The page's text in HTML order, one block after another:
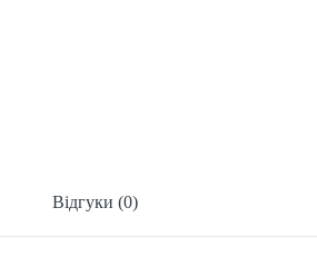
Відгуки (0)